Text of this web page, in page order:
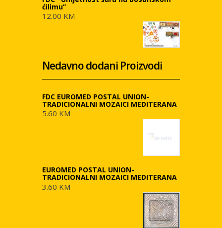
ćilimu”
12.00 KM
Nedavno dodani Proizvodi
FDC EUROMED POSTAL UNION-
TRADICIONALNI MOZAICI MEDITERANA
5.60 KM
EUROMED POSTAL UNION-
TRADICIONALNI MOZAICI MEDITERANA
3.60 KM